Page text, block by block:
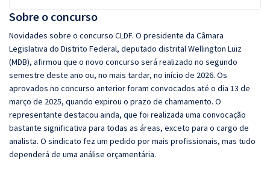
Sobre o concurso
Novidades sobre o concurso CLDF. O presidente da Câmara
Legislativa do Distrito Federal, deputado distrital Wellington Luiz
(MDB), afirmou que o novo concurso será realizado no segundo
semestre deste ano ou, no mais tardar, no início de 2026. Os
aprovados no concurso anterior foram convocados até o dia 13 de
março de 2025, quando expirou o prazo de chamamento. O
representante destacou ainda, que foi realizada uma convocação
bastante significativa para todas as áreas, exceto para o cargo de
analista. O sindicato fez um pedido por mais profissionais, mas tudo
dependerá de uma análise orçamentária.